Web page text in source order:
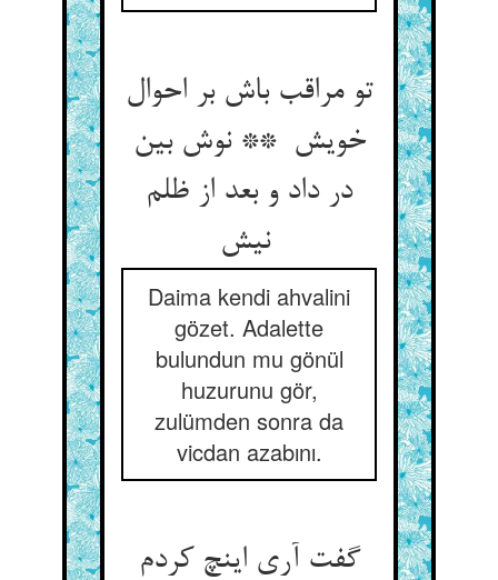
تو مراقب باش بر احوال
خویش ** نوش بین
در داد و بعد از ظلم
نیش
Daima kendi ahvalini
gözet. Adalette
bulundun mu gönül
huzurunu gör,
zulümden sonra da
vicdan azabını.
گفت آری اینچ کردم